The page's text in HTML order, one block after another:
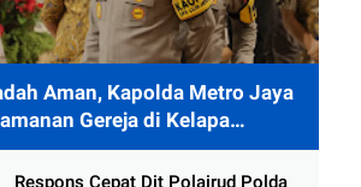
Aman, Kapolda Metro Jaya
Gereja di Kelapa
Respons Cepat Dit Polairud Polda